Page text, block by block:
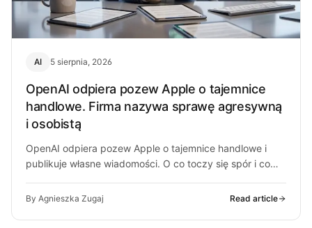
AI 5 sierpnia, 2026
OpenAI odpiera pozew Apple o tajemnice
handlowe. Firma nazywa sprawę agresywną
i osobistą
OpenAI odpiera pozew Apple o tajemnice handlowe i
publikuje własne wiadomości. O co toczy się spór i co
By Agnieszka Zugaj Read article